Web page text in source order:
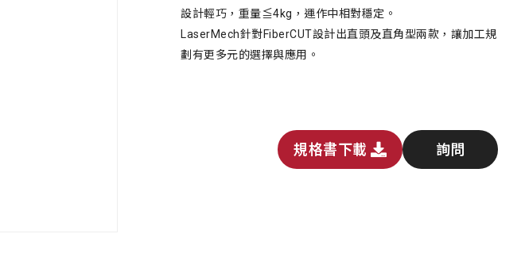
設計輕巧，重量≦4kg，運作中相對穩定。
LaserMech針對FiberCUT設計出直頭及直角型兩款，讓加工規
劃有更多元的選擇與應用。
規格書下載 詢問